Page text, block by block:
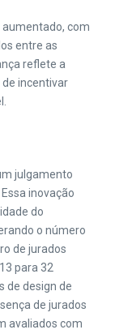
com
entre as
reflete a
incentivar
julgamento
inovação
do
o número
de jurados
para 32
de design de
de jurados
avaliados com